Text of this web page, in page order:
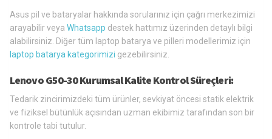
Asus pil ve bataryalar hakkında sorularınız için çağrı merkezimizi
arayabilir veya Whatsapp destek hattımız üzerinden detaylı bilgi
alabilirsiniz. Diğer tüm laptop batarya ve pilleri modellerimiz için
laptop batarya kategorimizi gezebilirsiniz.
Lenovo G50-30 Kurumsal Kalite Kontrol Süreçleri:
Tedarik zincirimizdeki tüm ürünler, sevkiyat öncesi statik elektrik
ve fiziksel bütünlük açısından uzman ekibimiz tarafından son bir
kontrole tabi tutulur.